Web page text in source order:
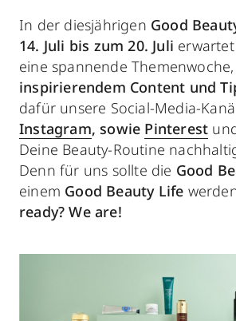
In der diesjährigen Good
14. Juli bis zum 20. Juli
eine spannende
inspirierendem Content und
dafür unsere Social-Media-
Instagram, sowie Pinterest
Deine Beauty-Routine
Denn für uns sollte die Good
einem Good Beauty Life
ready? We are!